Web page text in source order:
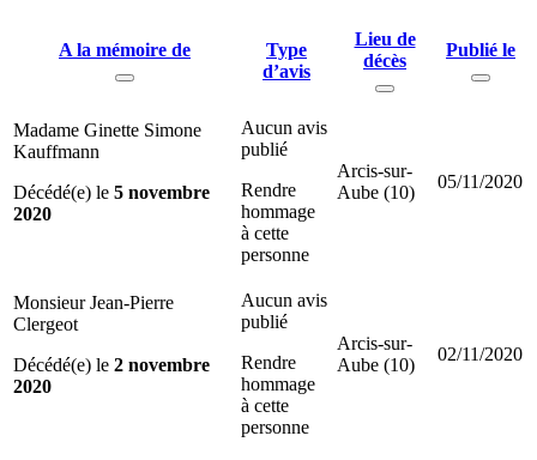
A la mémoire de
Type
d’avis
Lieu de
décès
Publié le
Madame Ginette Simone
Kauffmann
Décédé(e) le 5 novembre
2020
Aucun avis
publié
Rendre
hommage
à cette
personne
Arcis-sur-
Aube (10)
05/11/2020
Monsieur Jean-Pierre
Clergeot
Décédé(e) le 2 novembre
2020
Aucun avis
publié
Rendre
hommage
à cette
personne
Arcis-sur-
Aube (10)
02/11/2020